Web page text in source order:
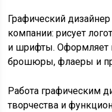
Графический
компании: рисует
и шрифты. Оформляет
брошюры, флаеры и
Работа графическим
творчества и